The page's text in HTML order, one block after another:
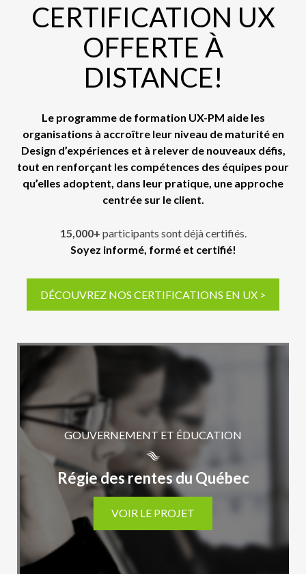
CERTIFICATION UX
OFFERTE À
DISTANCE!
Le programme de formation UX-PM aide les
organisations à accroître leur niveau de maturité en
Design d’expériences et à relever de nouveaux défis,
tout en renforçant les compétences des équipes pour
qu’elles adoptent, dans leur pratique, une approche
centrée sur le client.
15,000+ participants sont déjà certifiés.
Soyez informé, formé et certifié!
DÉCOUVREZ NOS CERTIFICATIONS EN UX >
GOUVERNEMENT ET ÉDUCATION
Régie des rentes du Québec
VOIR LE PROJET